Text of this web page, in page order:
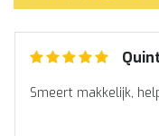
Smeert makkelijk,